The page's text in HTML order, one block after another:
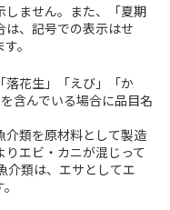
しません。また、「夏期
は、記号での表示はせ
。
落花生」「えび」「か
含んでいる場合に品目名
類を原材料として製造
エビ・カニが混じって
介類は、エサとしてエ